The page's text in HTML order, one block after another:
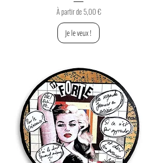
À partir de 5,00 €
Prix promotionnel
Je le veux !